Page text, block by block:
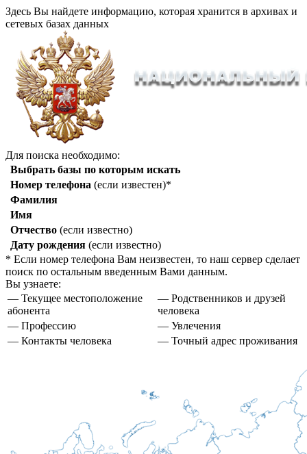
Здесь Вы найдете информацию, которая хранится в архивах и
сетевых базах данных
Для поиска необходимо:
Выбрать базы по которым искать
Номер телефона (если известен)*
Фамилия
Имя
Отчество (если известно)
Дату рождения (если известно)
* Если номер телефона Вам неизвестен, то наш сервер сделает
поиск по остальным введенным Вами данным.
Вы узнаете:
— Текущее местоположение
абонента
— Родственников и друзей
человека
— Профессию
— Увлечения
— Контакты человека
— Точный адрес проживания